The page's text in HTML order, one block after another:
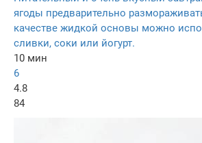
ягоды предварительно
качестве жидкой основы можно
сливки, соки или йогурт.
10 мин
6
4.8
84